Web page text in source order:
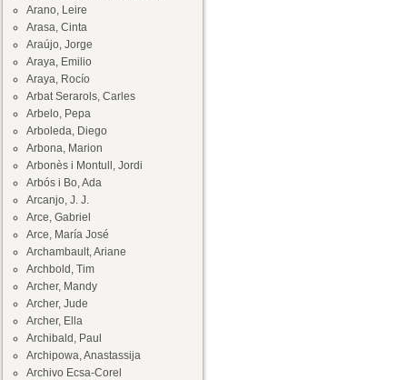
Arano, Leire
Arasa, Cinta
Araújo, Jorge
Araya, Emilio
Araya, Rocío
Arbat Serarols, Carles
Arbelo, Pepa
Arboleda, Diego
Arbona, Marion
Arbonès i Montull, Jordi
Arbós i Bo, Ada
Arcanjo, J. J.
Arce, Gabriel
Arce, María José
Archambault, Ariane
Archbold, Tim
Archer, Mandy
Archer, Jude
Archer, Ella
Archibald, Paul
Archipowa, Anastassija
Archivo Ecsa-Corel